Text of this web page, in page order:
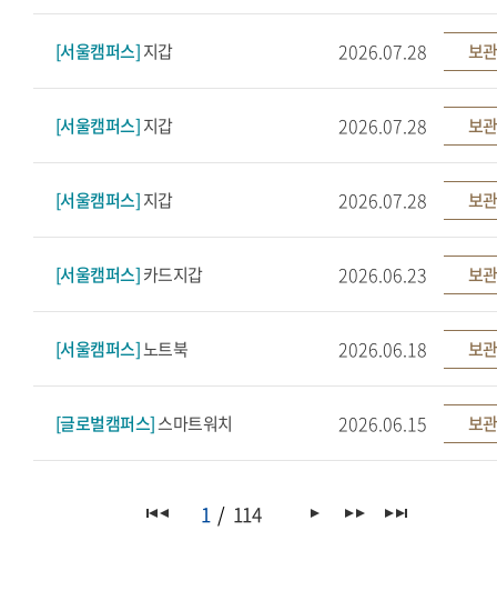
[서울캠퍼스]지갑 2026.07.28 보관
[서울캠퍼스]지갑 2026.07.28 보관
[서울캠퍼스]지갑 2026.07.28 보관
[서울캠퍼스]카드지갑 2026.06.23 보관
[서울캠퍼스]노트북 2026.06.18 보관
[글로벌캠퍼스]스마트워치 2026.06.15 보관
1 114